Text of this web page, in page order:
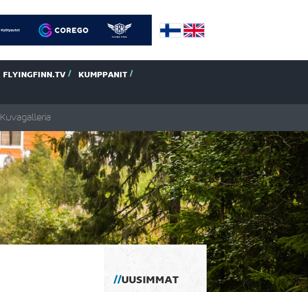
FLYINGFINN.TV
KUMPPANIT
Kuvagalleria
UUSIMMAT